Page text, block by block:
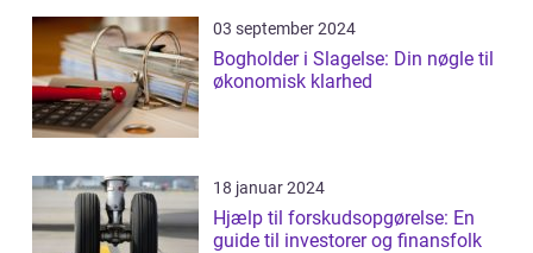
03 september 2024
Bogholder i Slagelse: Din nøgle til
økonomisk klarhed
18 januar 2024
Hjælp til forskudsopgørelse: En
guide til investorer og finansfolk